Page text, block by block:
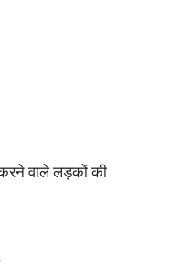
वाले लड़कों की